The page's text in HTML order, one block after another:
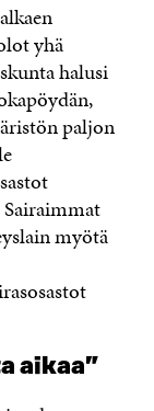
yhä
halusi
paljon
myötä
aikaa”